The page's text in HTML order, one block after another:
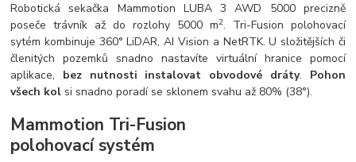
Robotická sekačka Mammotion LUBA 3 AWD 5000 precizně
poseče trávník až do rozlohy 5000 m2. Tri-Fusion polohovací
sytém kombinuje 360° LiDAR, AI Vision a NetRTK. U složitějších či
členitých pozemků snadno nastavíte virtuální hranice pomocí
aplikace, bez nutnosti instalovat obvodové dráty. Pohon
všech kol si snadno poradí se sklonem svahu až 80% (38°).
Mammotion Tri-Fusion
polohovací systém